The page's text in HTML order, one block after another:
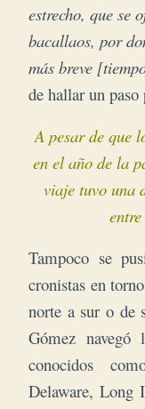
estrecho, que se
bacallaos, por
más breve
de hallar un
A pesar de que
en el año de la
viaje tuvo una
Tampoco se
cronistas en
norte a sur o de
Gómez
conocidos
Delaware, Long